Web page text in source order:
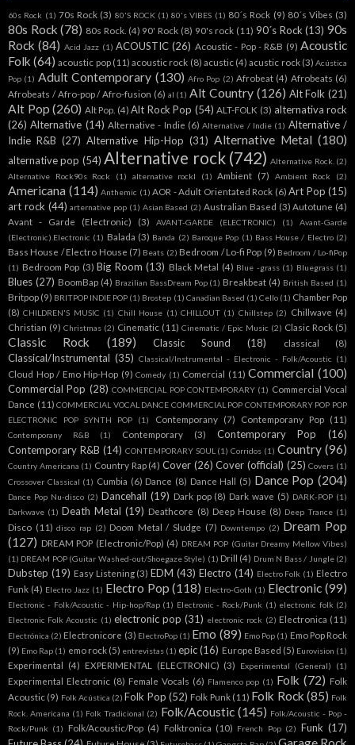
60s Rock (1) 70s Rock (3) 80'S ROCK (1) 80's VIBES (1) 80´s Rock (9) 80´s Vibes (3)
80s Rock (78) 80s Rock. (4) 90' Rock (8) 90's rock (11) 90´s Rock (13) 90s
Rock (84) Acid Jazz (1) ACOUSTIC (26) Acoustic - Pop - R&B (9) Acoustic
Folk (64) acoustic pop (11) acoustic rock (8) acustic (4) acustic rock (3) Acústica
Pop (1) Adult Contemporary (130) Afro Pop (2) Afrobeat (4) Afrobeats (6)
Afrobeats / Afro-pop / Afro-fusion (6) al (1) Alt Country (126) Alt Folk (21)
Alt Pop (260) Alt Pop. (4) Alt Rock Pop (54) ALT-FOLK (3) alternativa rock
(26) Alternative (14) Alternative - Indie (6) Alternative / Indie (1) Alternative /
Indie R&B (27) Alternative Hip-Hop (31) Alternative Metal (180)
alternative pop (54) Alternative rock (742) Alternative Rock. (2)
Alternative Rock90s Rock
(1) alternative rockl (1) Ambient (7) Ambient Rock (2)
Americana (114) Anthemic (1) AOR - Adult Orientated Rock (6) Art Pop (15)
art rock (44) arternative pop (1) Asian Based (2) Australian Based (3) Autotune (4)
Avant - Garde (Electronic)
(3) AVANT-GARDE (ELECTRONIC) (1)
Avant-Garde
(Electronic).Electronic (1) Balada (3) Banda (2) Baroque Pop (1) Bass House / Electro (2)
Bass House / Electro House (7) Beats (2) Bedroom / Lo-fi Pop (9) Bedroom / Lo-fiPop
(1) Bedroom Pop (3) Big Room (13) Black Metal (4) Blue -grass (1) Bluegrass (1)
Blues (27) BoomBap (4) Brazilian BassDream Pop (1) Breakbeat (4) British Based (1)
Britpop (9) BRITPOP INDIE POP (1) Brostep (1) Canadian Based (1) Cello (1) Chamber Pop
(8) CHILDREN'S MUSIC (1) Chill House (1) CHILLOUT (1) Chillstep (2) Chillwave (4)
Christian (9) Christmas (2) Cinematic (11) Cinematic / Epic Music (2) Clasic Rock (5)
Classic Rock (189) Classic Sound (18) classical (8)
Classical/Instrumental (35) Classical/Instrumental - Electronic - Folk/Acoustic (1)
Cloud Hop / Emo Hip-Hop (9) Comedy (1) Comercial (11) Commercial (100)
Commercial Pop (28) COMMERCIAL POP CONTEMPORARY (1) Commercial Vocal
Dance (11) COMMERCIAL VOCAL DANCE COMMERCIAL POP CONTEMPORARY POP POP
ELECTRONIC POP SYNTH POP
(1) Contemporany (7) Contemporany Pop (11)
Contemporany R&B (1) Contemporary (3) Contemporary Pop
(16)
Contemporary R&B (14) CONTEMPORARY SOUL (1) Corridos (1) Country (96)
Country Americana (1) Country Rap (4) Cover (26) Cover (official) (25) Covers (1)
Crossover Classical (1) Cumbia (6) Dance (8) Dance Hall (5) Dance Pop (204)
Dance Pop Nu-disco (2) Dancehall (19) Dark pop (8) Dark wave (5) DARK-POP (1)
Darkwave (1) Death Metal (19) Deathcore (8) Deep House (8) Deep Trance (1)
Disco (11) disco rap (2) Doom Metal / Sludge (7) Downtempo (2) Dream Pop
(127) DREAM POP (Electronic/Pop) (4) DREAM POP (Guitar Dreamy Mellow Vibes)
(1) DREAM POP (Guitar Washed-out/Shoegaze Style) (1) Drill (4) Drum N Bass / Jungle (2)
Dubstep (19) Easy Listening (3) EDM (43) Electro (14) Electro Folk (1) Electro
Funk (4) Electro Jazz (1) Electro Pop (118) Electro-Goth (1) Electronic (99)
Electronic - Folk/Acoustic - Hip-hop/Rap (1) Electronic - Rock/Punk (1) electronic folk (2)
Electronic Folk Acoustic (1) electronic pop (31) electronic rock (2) Electronica (11)
Electrónica (2) Electronicore (3) ElectroPop (1) Emo (89) Emo Pop (1) Emo Pop Rock
(9) Emo Rap (1) emo rock (5) entrevistas (1) epic (16) Europe Based (5) Eurovision (1)
Experimental (4) EXPERIMENTAL (ELECTRONIC) (3) Experimental (General) (1)
Experimental Electronic (8) Female Vocals (6) Flamenco pop (1) Folk (72) Folk
Acoustic (9) Folk Acústica (2) Folk Pop (52) Folk Punk (11) Folk Rock (85) Folk
Rock. Americana (1) Folk Tradicional (2) Folk/Acoustic (145) Folk/Acoustic - Pop -
Rock/Punk (1) Folk/Acoustic/Pop (4) Folktronica (10) French Pop (2) Funk (17)